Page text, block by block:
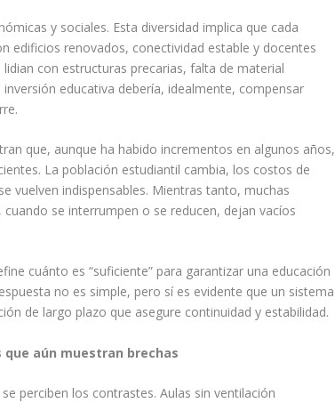
y sociales. Esta diversidad implica que cada
edificios renovados, conectividad estable y docentes
con estructuras precarias, falta de material
educativa debería, idealmente, compensar
que, aunque ha habido incrementos en algunos años,
La población estudiantil cambia, los costos de
vuelven indispensables. Mientras tanto, muchas
se interrumpen o se reducen, dejan vacíos
cuánto es “suficiente” para garantizar una educación
no es simple, pero sí es evidente que un sistema
de largo plazo que asegure continuidad y estabilidad.
aún muestran brechas
perciben los contrastes. Aulas sin ventilación